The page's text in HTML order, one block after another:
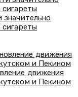
движения
и Пекином